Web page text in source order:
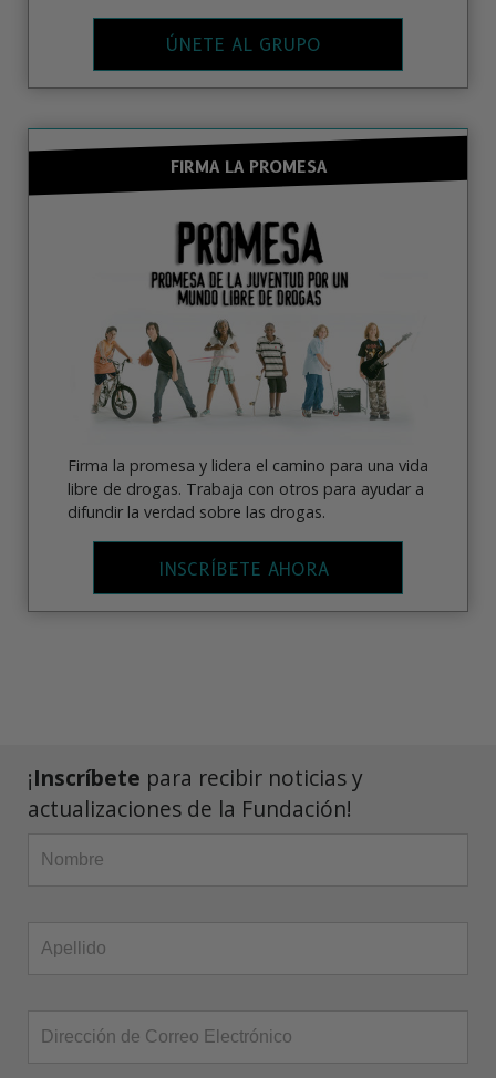
ÚNETE AL GRUPO
FIRMA LA PROMESA
Firma la promesa y lidera el camino para una vida
libre de drogas. Trabaja con otros para ayudar a
difundir la verdad sobre las drogas.
INSCRÍBETE AHORA
¡Inscríbete para recibir noticias y
actualizaciones de la Fundación!